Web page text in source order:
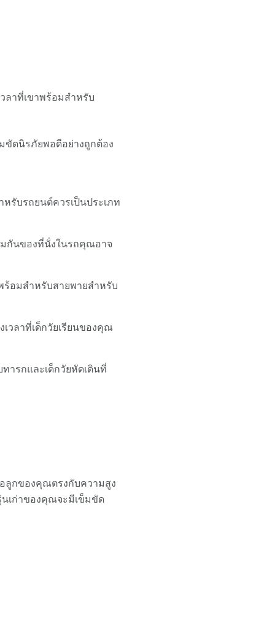
ลาที่เขาพร้อมสำหรับ
ขัดนิรภัยพอดีอย่างถูกต้อง
รับรถยนต์ควรเป็นประเภท
กันของที่นั่งในรถคุณอาจ
อมสำหรับสายพายสำหรับ
วลาที่เด็กวัยเรียนของคุณ
ารกและเด็กวัยหัดเดินที่
อลูกของคุณตรงกับความสูง
เก่าของคุณจะมีเข็มขัด